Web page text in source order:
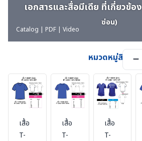
เอกสารและสื่อมีเดีย ที่เกี่ยวข้อง
ซ่อน)
Catalog | PDF | Video
หมวดหมู่สินค้า
เสื้อ
T-
เสื้อ
T-
เสื้อ
T-